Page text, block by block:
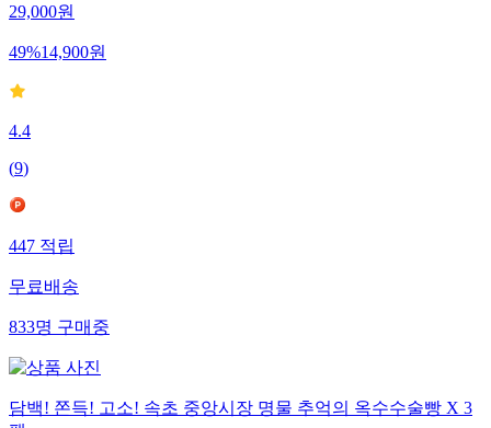
29,000원
49%14,900원
4.4
(9)
447적립
무료배송
833명구매중
담백! 쫀득! 고소! 속초 중앙시장 명물 추억의 옥수수술빵 X 3